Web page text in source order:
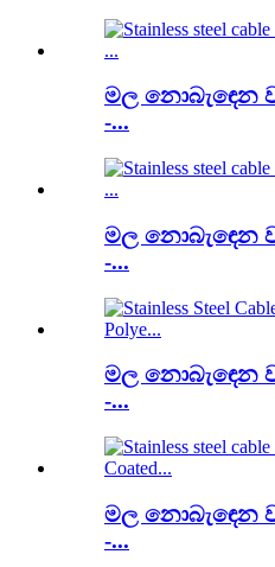
මල නොබැඳෙන
-...
මල නොබැඳෙන
-...
මල නොබැඳෙන
-...
මල නොබැඳෙන
-...